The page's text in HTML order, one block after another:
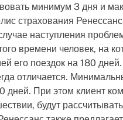
минимум 3 дня и
страхования
наступления
времени человек, на
его поездок на 180
отличается.
дней. При этом клиент
будут